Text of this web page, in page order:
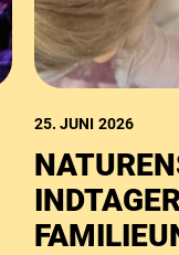
25. JUNI 2026
INDTAGER